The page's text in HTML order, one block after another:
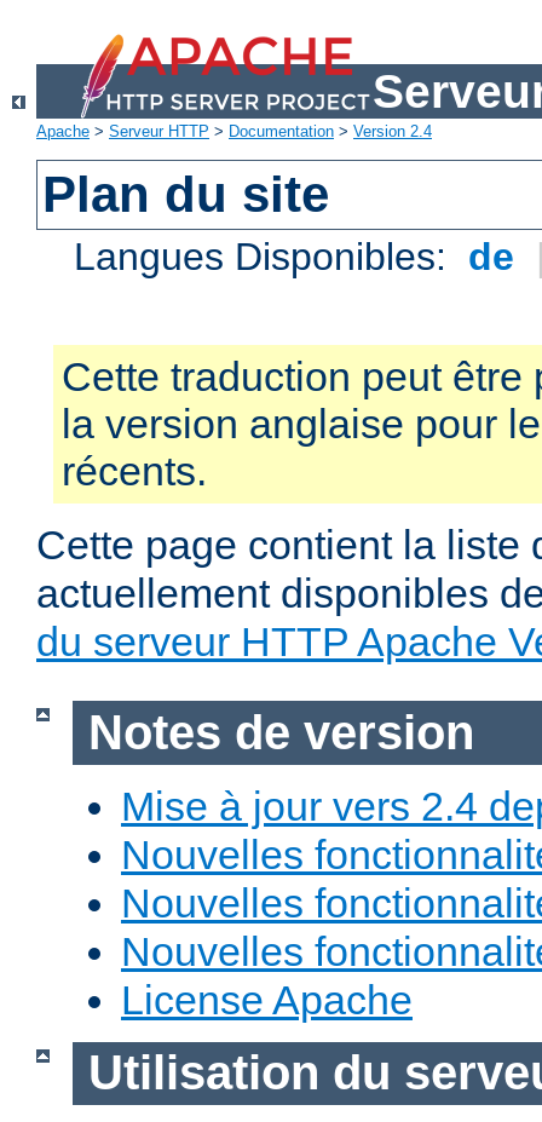
Apache > Serveur HTTP > Documentation > Version 2.4
Plan du site
Langues Disponibles: de
Cette traduction peut être
la version anglaise pour
récents.
Cette page contient la liste
actuellement disponibles
du serveur HTTP Apache
Notes de version
Mise à jour vers 2.4
Nouvelles
Nouvelles
Nouvelles
License Apache
Utilisation du